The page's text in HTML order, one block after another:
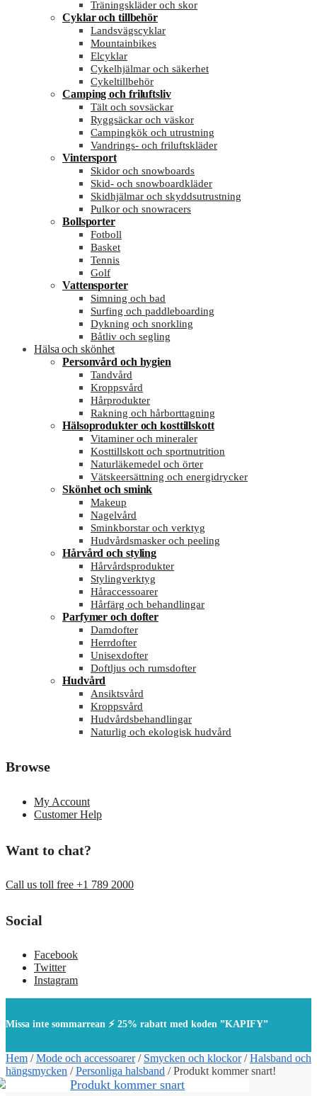
Träningskläder och skor
Cyklar och tillbehör
Landsvägscyklar
Mountainbikes
Elcyklar
Cykelhjälmar och säkerhet
Cykeltillbehör
Camping och friluftsliv
Tält och sovsäckar
Ryggsäckar och väskor
Campingkök och utrustning
Vandrings- och friluftskläder
Vintersport
Skidor och snowboards
Skid- och snowboardkläder
Skidhjälmar och skyddsutrustning
Pulkor och snowracers
Bollsporter
Fotboll
Basket
Tennis
Golf
Vattensporter
Simning och bad
Surfing och paddleboarding
Dykning och snorkling
Båtliv och segling
Hälsa och skönhet
Personvård och hygien
Tandvård
Kroppsvård
Hårprodukter
Rakning och hårborttagning
Hälsoprodukter och kosttillskott
Vitaminer och mineraler
Kosttillskott och sportnutrition
Naturläkemedel och örter
Vätskeersättning och energidrycker
Skönhet och smink
Makeup
Nagelvård
Sminkborstar och verktyg
Hudvårdsmasker och peeling
Hårvård och styling
Hårvårdsprodukter
Stylingverktyg
Håraccessoarer
Hårfärg och behandlingar
Parfymer och dofter
Damdofter
Herrdofter
Unisexdofter
Doftljus och rumsdofter
Hudvård
Ansiktsvård
Kroppsvård
Hudvårdsbehandlingar
Naturlig och ekologisk hudvård
Browse
My Account
Customer Help
Want to chat?
Call us toll free +1 789 2000
Social
Facebook
Twitter
Instagram
Missa inte sommarrean ⚡ 25% rabatt med koden ”KAPIFY”
Hem /Mode och accessoarer/ Smycken och klockor/Halsband och
hängsmycken /Personliga halsband /Produkt kommer snart!